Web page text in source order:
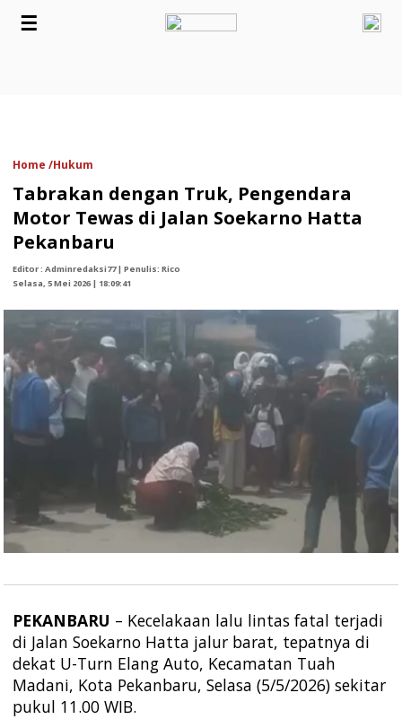
☰
Home /Hukum
Tabrakan dengan Truk, Pengendara
Motor Tewas di Jalan Soekarno Hatta
Pekanbaru
Editor : Adminredaksi77 | Penulis: Rico
Selasa, 5 Mei 2026 | 18:09:41
PEKANBARU – Kecelakaan lalu lintas fatal terjadi
di Jalan Soekarno Hatta jalur barat, tepatnya di
dekat U-Turn Elang Auto, Kecamatan Tuah
Madani, Kota Pekanbaru, Selasa (5/5/2026) sekitar
pukul 11.00 WIB.